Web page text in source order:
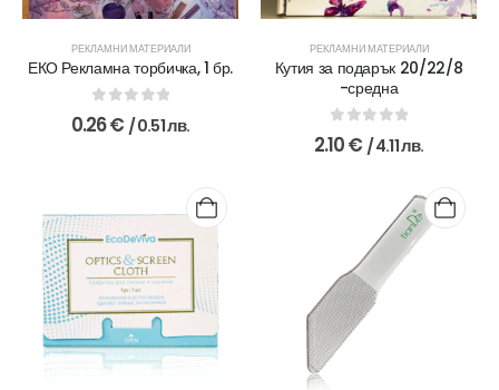
РЕКЛАМНИ МАТЕРИАЛИ
ЕКО Рекламна торбичка, 1 бр.
0out of 5
0.26€ / 0.51 лв.
РЕКЛАМНИ МАТЕРИАЛИ
Кутия за подарък 20/22/8
-средна
0out of 5
2.10€ / 4.11 лв.